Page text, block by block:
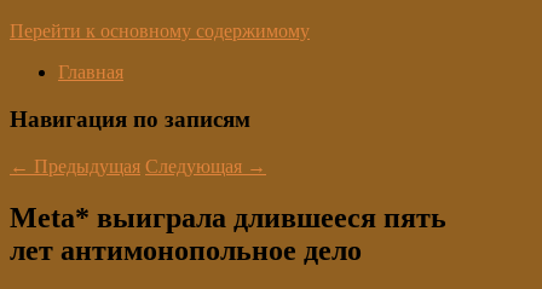
Перейти к основному содержимому
Главная
Навигация по записям
← Предыдущая Следующая →
Meta* выиграла длившееся пять
лет антимонопольное дело